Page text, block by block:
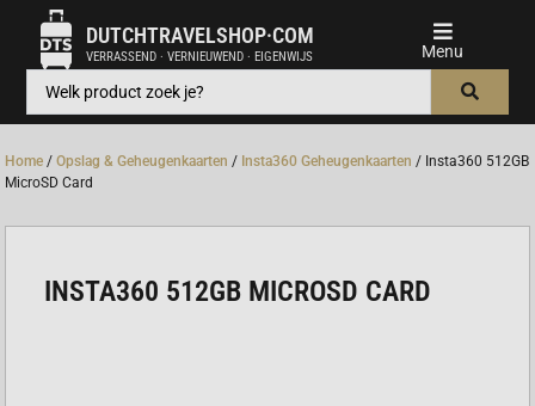
DUTCHTRAVELSHOP·COM
VERRASSEND · VERNIEUWEND · EIGENWIJS
Home /Opslag & Geheugenkaarten / Insta360 Geheugenkaarten / Insta360 512GB
MicroSD Card
INSTA360 512GB MICROSD CARD